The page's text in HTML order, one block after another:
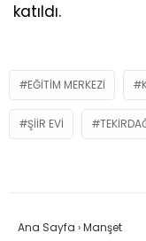
katıldı.
EĞITIM MERKEZI
ŞIIR EVI
Ana Sayfa ›Manşet